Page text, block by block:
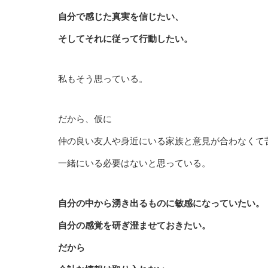
自分で感じた真実を信じたい、
そしてそれに従って行動したい。
私もそう思っている。
だから、仮に
仲の良い友人や身近にいる家族と意見が合わなくて
一緒にいる必要はないと思っている。
自分の中から湧き出るものに敏感になっていたい。
自分の感覚を研ぎ澄ませておきたい。
だから